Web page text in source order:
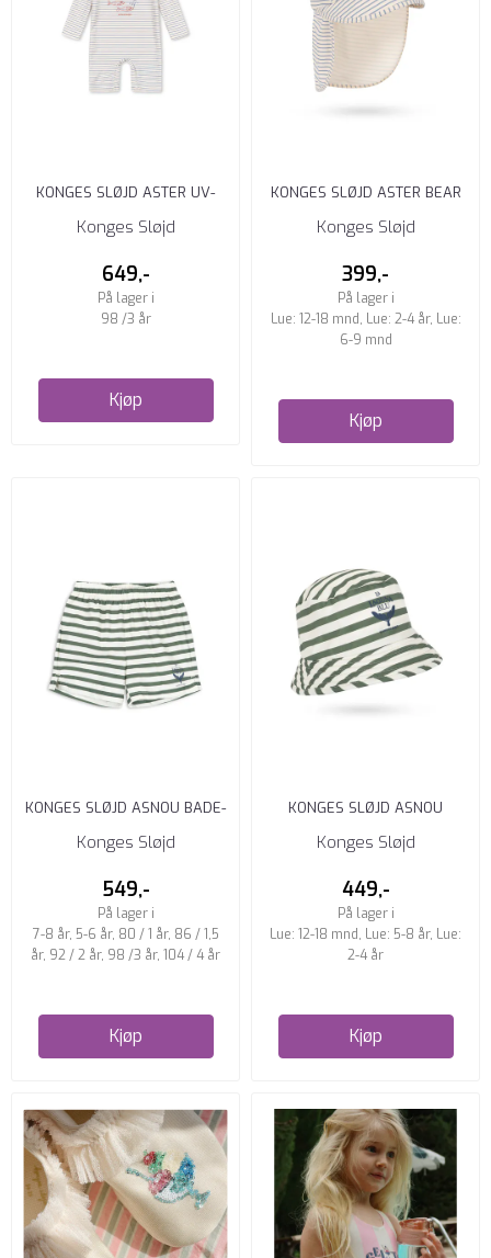
KONGES SLØJD ASTER UV-
DRAKT STRIPE BLUIE
Konges Sløjd
649,-
På lager i
98 /3 år
Kjøp
KONGES SLØJD ASTER BEAR
SOLHATT STRIPE BLUIE
Konges Sløjd
399,-
På lager i
Lue: 12-18 mnd, Lue: 2-4 år, Lue:
6-9 mnd
Kjøp
KONGES SLØJD ASNOU BADE-
SHORTS STRIPE VERTI
Konges Sløjd
549,-
På lager i
7-8 år, 5-6 år, 80 / 1 år, 86 / 1,5
år, 92 / 2 år, 98 /3 år, 104 / 4 år
Kjøp
KONGES SLØJD ASNOU
SOLHATT (BUCKET) STRIPE
Konges Sløjd
449,-
På lager i
Lue: 12-18 mnd, Lue: 5-8 år, Lue:
2-4 år
Kjøp